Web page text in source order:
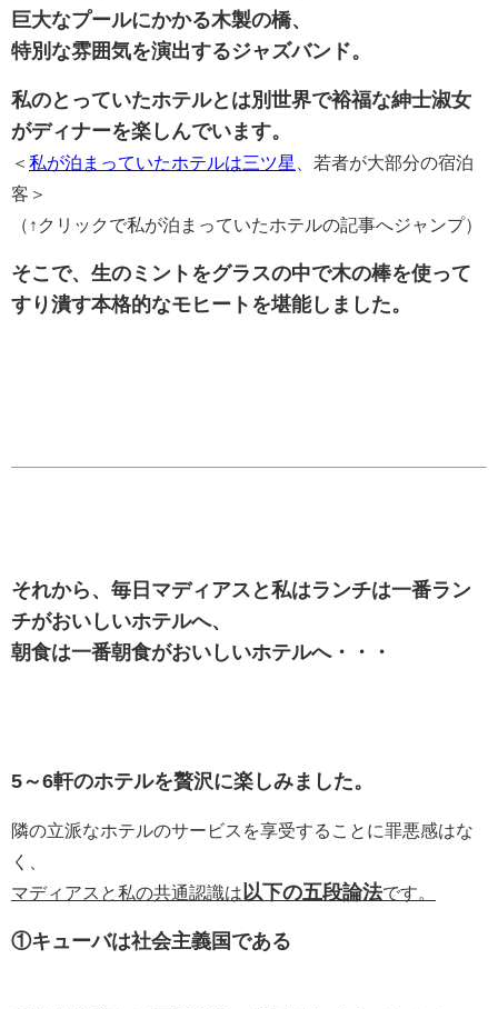
巨大なプールにかかる木製の橋、
特別な雰囲気を演出するジャズバンド。
私のとっていたホテルとは別世界で裕福な紳士淑女
がディナーを楽しんでいます。
＜ 私が泊まっていたホテルは三ツ星
、若者が大部分の宿泊
客＞
（↑クリックで私が泊まっていたホテルの記事へジャンプ）
そこで、生のミントをグラスの中で木の棒を使って
すり潰す本格的なモヒートを堪能しました。
それから、毎日マディアスと私はランチは一番ラン
チがおいしいホテルへ、
朝食は一番朝食がおいしいホテルへ・・・
5～6軒のホテルを贅沢に楽しみました。
隣の立派なホテルのサービスを享受することに罪悪感はな
く、
マディアスと私の共通認識は 以下の五段論法です。
①キューバは社会主義国である